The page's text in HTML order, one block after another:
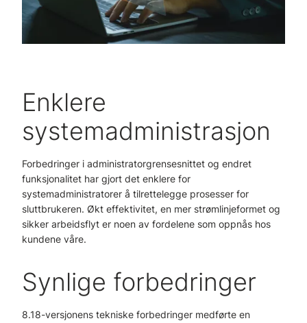
Enklere
systemadministrasjon
Forbedringer i administratorgrensesnittet og endret
funksjonalitet har gjort det enklere for
systemadministratorer å tilrettelegge prosesser for
sluttbrukeren. Økt effektivitet, en mer strømlinjeformet og
sikker arbeidsflyt er noen av fordelene som oppnås hos
kundene våre.
Synlige forbedringer
8.18-versjonens tekniske forbedringer medførte en